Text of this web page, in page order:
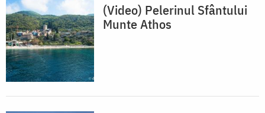
(Video) Pelerinul Sfântului
Munte Athos